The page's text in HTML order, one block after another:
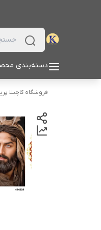
دسته‌بندی
فروشگاه کاچیلا